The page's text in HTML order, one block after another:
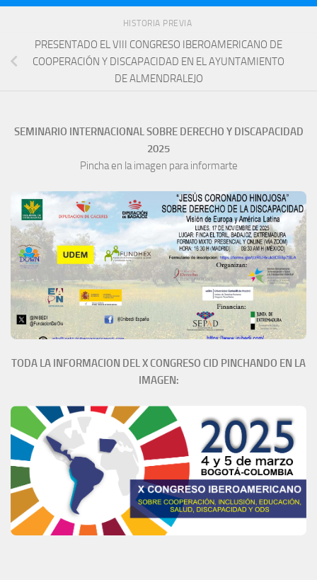
HISTORIA PREVIA
PRESENTADO EL VIII CONGRESO IBEROAMERICANO DE
COOPERACIÓN Y DISCAPACIDAD EN EL AYUNTAMIENTO
DE ALMENDRALEJO
SEMINARIO INTERNACIONAL SOBRE DERECHO Y DISCAPACIDAD
2025
Pincha en la imagen para informarte
TODA LA INFORMACION DEL X CONGRESO CID PINCHANDO EN LA
IMAGEN: